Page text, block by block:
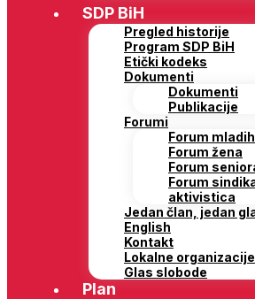
SDP BiH
Pregled historije
Program SDP BiH
Etički kodeks
Dokumenti
Dokumenti
Publikacije
Forumi
Forum mladih
Forum žena
Forum
Forum
aktivistica
Jedan član, jedan
English
Kontakt
Lokalne organizacije
Glas slobode
Plan